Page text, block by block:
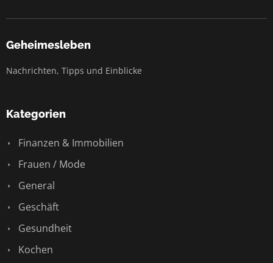
Geheimesleben
Nachrichten, Tipps und Einblicke
Kategorien
Finanzen & Immobilien
Frauen / Mode
General
Geschäft
Gesundheit
Kochen